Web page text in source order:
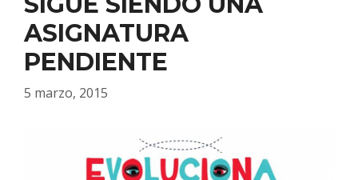
ASIGNATURA
PENDIENTE
5 marzo, 2015